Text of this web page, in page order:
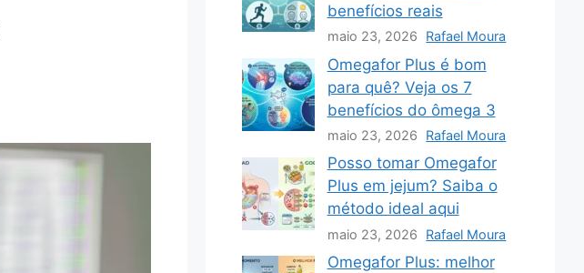
benefícios reais
maio 23, 2026 Rafael Moura
Omegafor Plus é bom
para quê? Veja os 7
benefícios do ômega 3
maio 23, 2026 Rafael Moura
Posso tomar Omegafor
Plus em jejum? Saiba o
método ideal aqui
maio 23, 2026 Rafael Moura
Omegafor Plus: melhor